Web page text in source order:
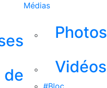
de
Médias
Photos
Vidéos
#Bloc